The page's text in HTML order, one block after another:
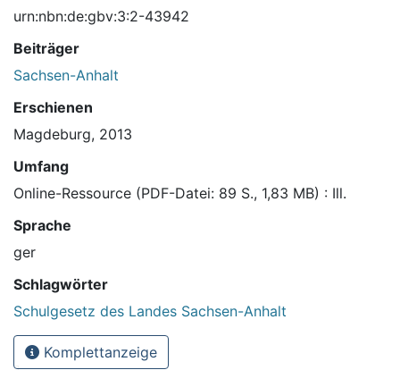
urn:nbn:de:gbv:3:2-43942
Beiträger
Sachsen-Anhalt
Erschienen
Magdeburg, 2013
Umfang
Online-Ressource (PDF-Datei: 89 S., 1,83 MB) : Ill.
Sprache
ger
Schlagwörter
Schulgesetz des Landes Sachsen-Anhalt
Komplettanzeige